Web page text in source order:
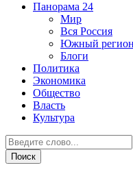
Панорама 24
Мир
Вся Россия
Южный регион
Блоги
Политика
Экономика
Общество
Власть
Культура